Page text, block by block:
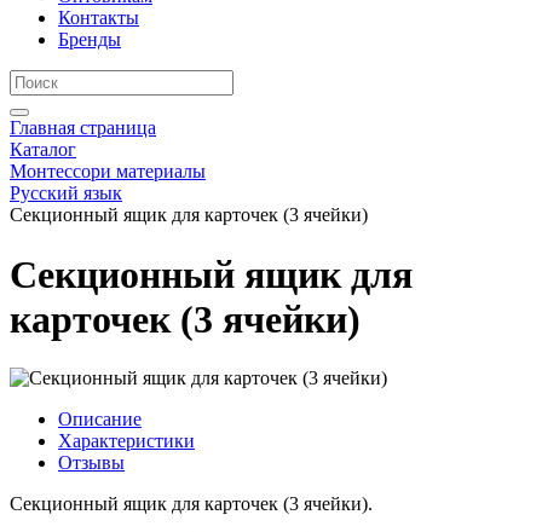
Контакты
Бренды
Главная страница
Каталог
Монтессори материалы
Русский язык
Секционный ящик для карточек (3 ячейки)
Секционный ящик для
карточек ­(3 ячейки)
Описание
Характеристики
Отзывы
Секционный ящик для карточек (3 ячейки).